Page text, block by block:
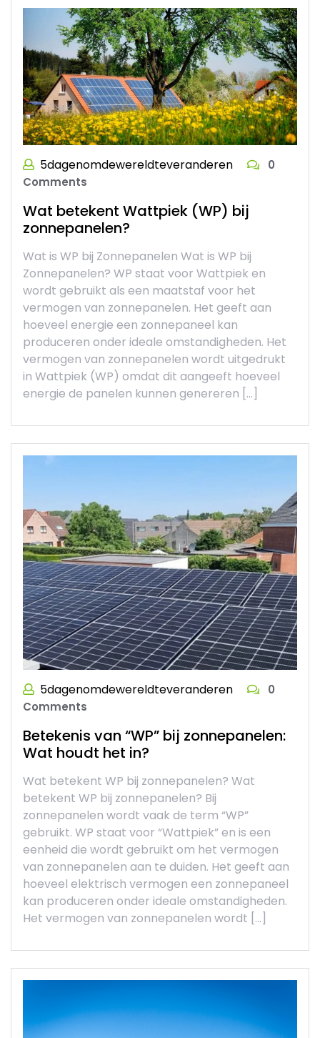
5dagenomdewereldteveranderen
0
Comments
Wat betekent Wattpiek (WP) bij
zonnepanelen?
Wat is WP bij Zonnepanelen Wat is WP bij
Zonnepanelen? WP staat voor Wattpiek en
wordt gebruikt als een maatstaf voor het
vermogen van zonnepanelen. Het geeft aan
hoeveel energie een zonnepaneel kan
produceren onder ideale omstandigheden. Het
vermogen van zonnepanelen wordt uitgedrukt
in Wattpiek (WP) omdat dit aangeeft hoeveel
energie de panelen kunnen genereren […]
5dagenomdewereldteveranderen
0
Comments
Betekenis van “WP” bij zonnepanelen:
Wat houdt het in?
Wat betekent WP bij zonnepanelen? Wat
betekent WP bij zonnepanelen? Bij
zonnepanelen wordt vaak de term “WP”
gebruikt. WP staat voor “Wattpiek” en is een
eenheid die wordt gebruikt om het vermogen
van zonnepanelen aan te duiden. Het geeft aan
hoeveel elektrisch vermogen een zonnepaneel
kan produceren onder ideale omstandigheden.
Het vermogen van zonnepanelen wordt […]